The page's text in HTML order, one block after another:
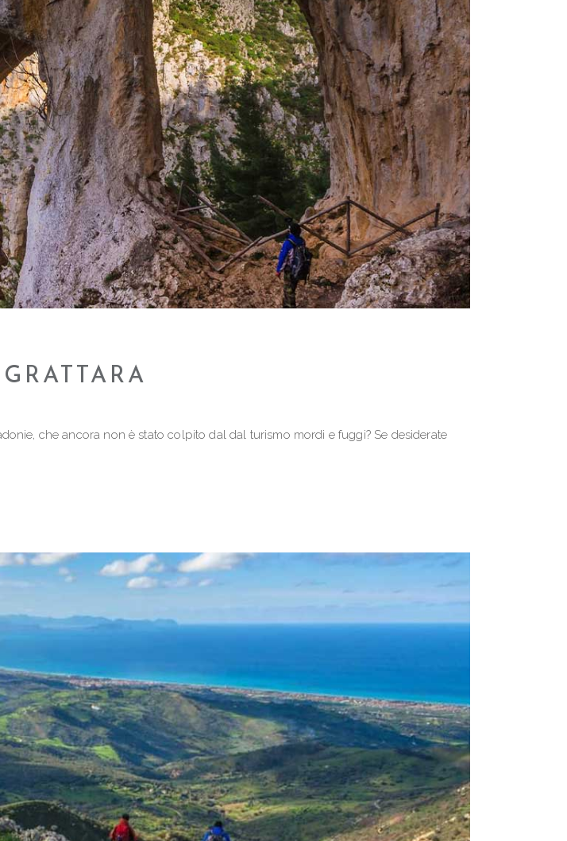
che ancora non è stato colpito dal dal turismo mordi e fuggi? Se desiderate